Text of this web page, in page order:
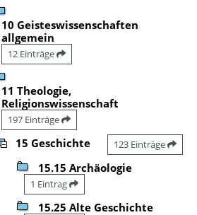
10 Geisteswissenschaften
allgemein
12 Einträge
11 Theologie,
Religionswissenschaft
197 Einträge
15 Geschichte 123 Einträge
15.15 Archäologie
1 Eintrag
15.25 Alte Geschichte